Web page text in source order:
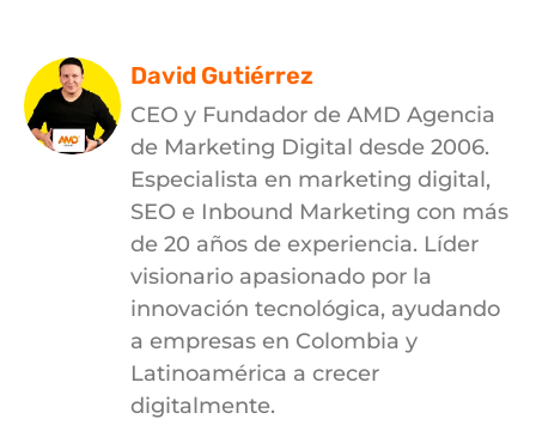
David Gutiérrez
CEO y Fundador de AMD Agencia
de Marketing Digital desde 2006.
Especialista en marketing digital,
SEO e Inbound Marketing con más
de 20 años de experiencia. Líder
visionario apasionado por la
innovación tecnológica, ayudando
a empresas en Colombia y
Latinoamérica a crecer
digitalmente.